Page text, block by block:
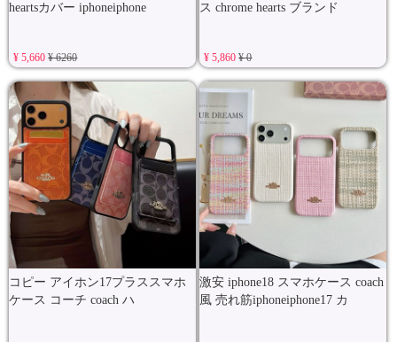
heartsカバー iphoneiphone
¥ 5,660¥ 6260
ス chrome hearts ブランド
¥ 5,860¥ 0
コピー アイホン17プラススマホ
ケース コーチ coach ハ
激安 iphone18 スマホケース coach
風 売れ筋iphoneiphone17 カ